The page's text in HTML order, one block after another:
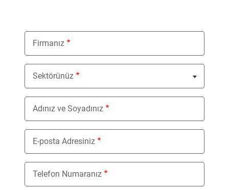
Firmanız
Sektörünüz
Nothing selected
Adınız ve Soyadınız
E-posta Adresiniz
Telefon Numaranız